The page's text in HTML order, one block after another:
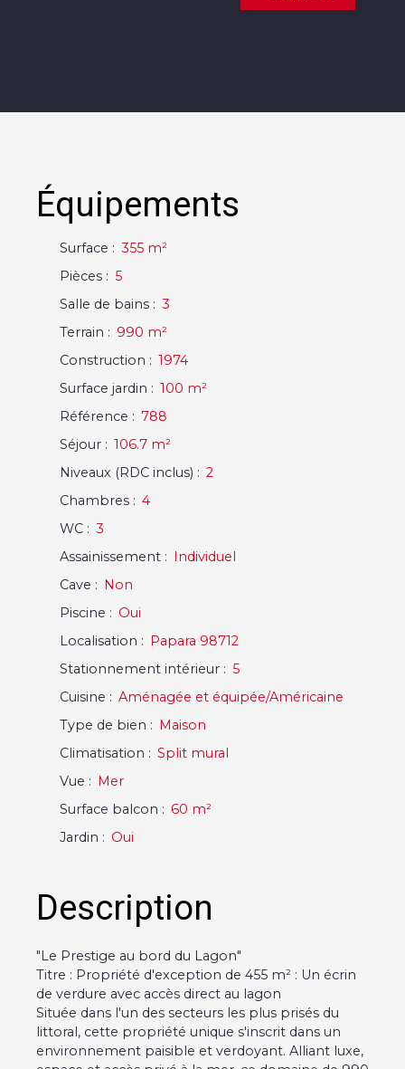
Équipements
Surface : 355 m²
Pièces : 5
Salle de bains : 3
Terrain : 990 m²
Construction : 1974
Surface jardin : 100 m²
Référence : 788
Séjour : 106.7 m²
Niveaux (RDC inclus) : 2
Chambres : 4
WC : 3
Assainissement : Individuel
Cave : Non
Piscine : Oui
Localisation : Papara 98712
Stationnement intérieur : 5
Cuisine : Aménagée et équipée/Américaine
Type de bien : Maison
Climatisation : Split mural
Vue : Mer
Surface balcon : 60 m²
Jardin : Oui
Description
"Le Prestige au bord du Lagon"
Titre : Propriété d'exception de 455 m² : Un écrin
de verdure avec accès direct au lagon
Située dans l'un des secteurs les plus prisés du
littoral, cette propriété unique s'inscrit dans un
environnement paisible et verdoyant. Alliant luxe,